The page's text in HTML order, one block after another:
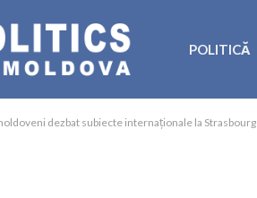
POLITICĂ
dezbat subiecte internaționale la Strasbourg